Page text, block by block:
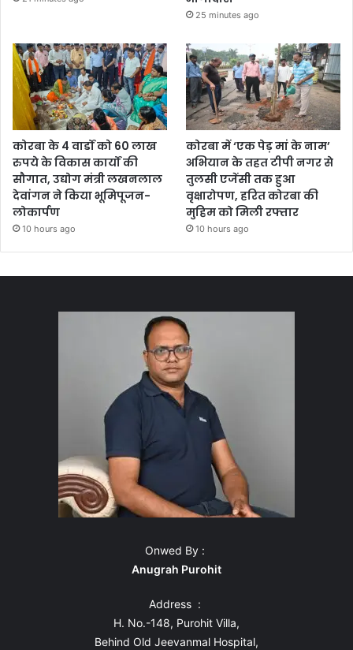
25 minutes ago
कोरबा के 4 वार्डों को 60 लाख
रुपये के विकास कार्यों की
सौगात, उद्योग मंत्री लखनलाल
देवांगन ने किया भूमिपूजन-
लोकार्पण
10 hours ago
कोरबा में ‘एक पेड़ मां के नाम’
अभियान के तहत टीपी नगर से
तुलसी एजेंसी तक हुआ
वृक्षारोपण, हरित कोरबा की
मुहिम को मिली रफ्तार
10 hours ago
Onwed By :
Anugrah Purohit
Address :
H. No.-148, Purohit Villa,
Behind Old Jeevanmal Hospital,